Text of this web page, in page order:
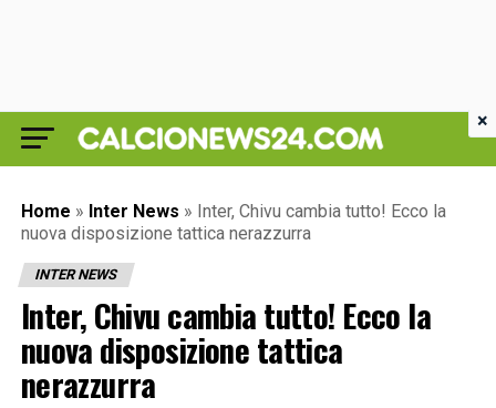
Home » Inter News » Inter, Chivu cambia tutto! Ecco la
nuova disposizione tattica nerazzurra
INTER NEWS
Inter, Chivu cambia tutto! Ecco la
nuova disposizione tattica
nerazzurra
×